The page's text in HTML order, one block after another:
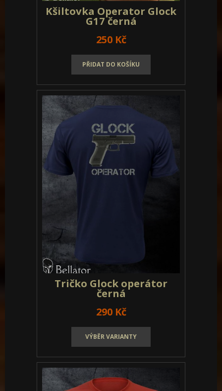
Kšiltovka Operator Glock
G17 černá
250 Kč
Tričko Glock operátor
černá
290 Kč